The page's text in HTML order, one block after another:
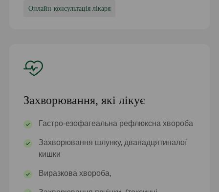
Онлайн-консультація лікаря
Захворювання, які лікує
Гастро-езофагеальна рефлюксна хвороба
Захворювання шлунку, дванадцятипалої
кишки
Виразкова хвороба,